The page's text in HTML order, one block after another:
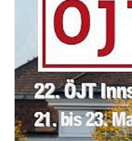
Sie diesen
Zum
Inhalt
(Zugriffstaste
1)
Zur